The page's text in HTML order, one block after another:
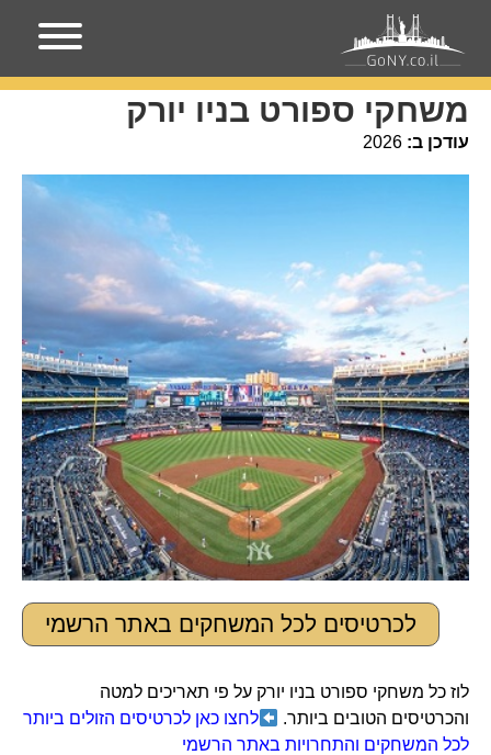
עמוד הבית אירועים בניו-יורק
משחקי ספורט בניו יורק
עודכן ב: 2026
לכרטיסים לכל המשחקים באתר הרשמי
לוז כל משחקי ספורט בניו יורק על פי תאריכים למטה
והכרטיסים הטובים ביותר.
לחצו כאן לכרטיסים הזולים ביותר
לכל המשחקים והתחרויות באתר הרשמי